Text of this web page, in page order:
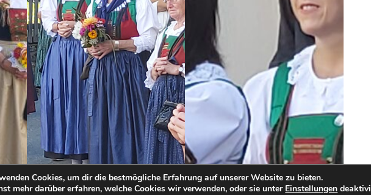
Cookies, um dir die bestmögliche Erfahrung auf unserer Website zu bieten.
mehr darüber erfahren, welche Cookies wir verwenden, oder sie unter Einstellungen